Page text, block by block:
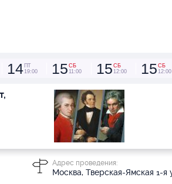
14 ПТ
19:00
15 СБ
11:00
15 СБ
12:00
15 СБ
12:00
Адрес проведения:
Москва, Тверская-Ямская 1-я